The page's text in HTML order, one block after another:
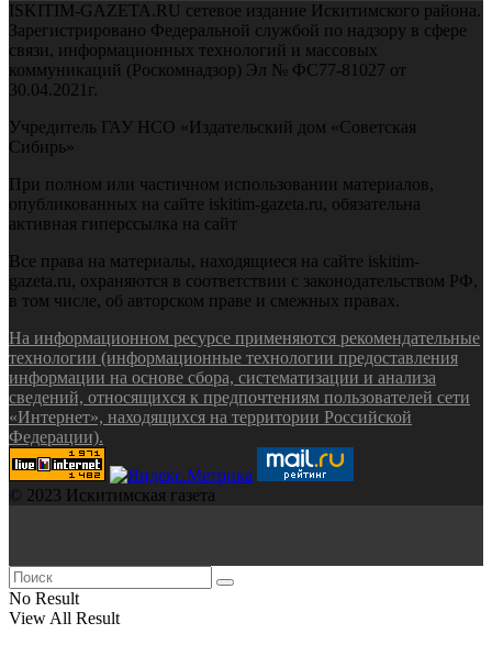
ISKITIM-GAZETA.RU сетевое издание Искитимского района.
Зарегистрировано Федеральной службой по надзору в сфере
связи, информационных технологий и массовых
коммуникаций (Роскомнадзор) Эл № ФС77-81027 от
30.04.2021г.
Учредитель ГАУ НСО «Издательский дом «Советская
Сибирь»
При полном или частичном использовании материалов,
опубликованных на сайте iskitim-gazeta.ru, обязательна
активная гиперссылка на сайт
Все права на материалы, находящиеся на сайте iskitim-
gazeta.ru, охраняются в соответствии с законодательством РФ,
в том числе, об авторском праве и смежных правах.
На информационном ресурсе применяются рекомендательные
технологии (информационные технологии предоставления
информации на основе сбора, систематизации и анализа
сведений, относящихся к предпочтениям пользователей сети
«Интернет», находящихся на территории Российской
Федерации).
© 2023 Искитимская газета
No Result
View All Result